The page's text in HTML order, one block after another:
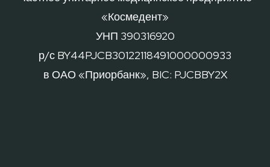
«Космедент»
УНП 390316920
р/с BY44PJCB30122118491000000933
в ОАО «Приорбанк», BIC: PJCBBY2X